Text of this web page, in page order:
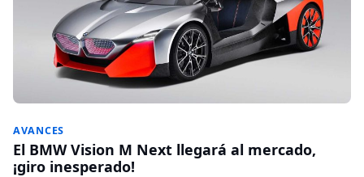
AVANCES
El BMW Vision M Next llegará al mercado,
¡giro inesperado!